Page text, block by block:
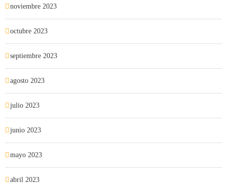
noviembre 2023
octubre 2023
septiembre 2023
agosto 2023
julio 2023
junio 2023
mayo 2023
abril 2023